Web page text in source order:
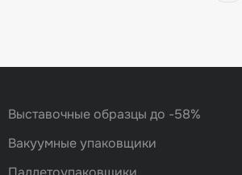
Выставочные образцы до -58%
Вакуумные упаковщики